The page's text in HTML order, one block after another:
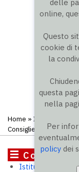
delle
online,
Questo
cookie di
la
questa
nella
Per
policy dei
Home » Istituzione
Consigliere
Consiglio
Istituzione